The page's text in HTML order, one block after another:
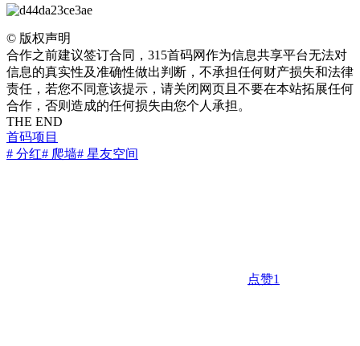
© 版权声明
合作之前建议签订合同，315首码网作为信息共享平台无法对
信息的真实性及准确性做出判断，不承担任何财产损失和法律
责任，若您不同意该提示，请关闭网页且不要在本站拓展任何
合作，否则造成的任何损失由您个人承担。
THE END
首码项目
# 分红# 爬墙# 星友空间
点赞1